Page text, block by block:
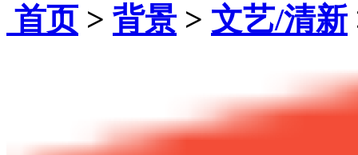
首页> 背景 > 文艺/清新